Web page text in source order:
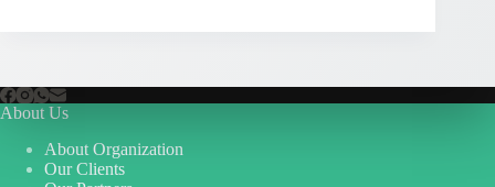
About Us
About Organization
Our Clients